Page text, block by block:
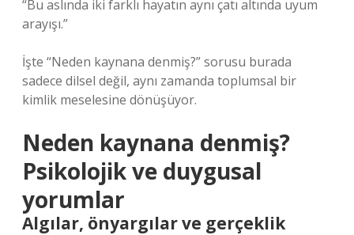
“Bu aslında iki farklı hayatın aynı çatı altında uyum
arayışı.”
İşte “Neden kaynana denmiş?” sorusu burada
sadece dilsel değil, aynı zamanda toplumsal bir
kimlik meselesine dönüşüyor.
Neden kaynana denmiş?
Psikolojik ve duygusal
yorumlar
Algılar, önyargılar ve gerçeklik